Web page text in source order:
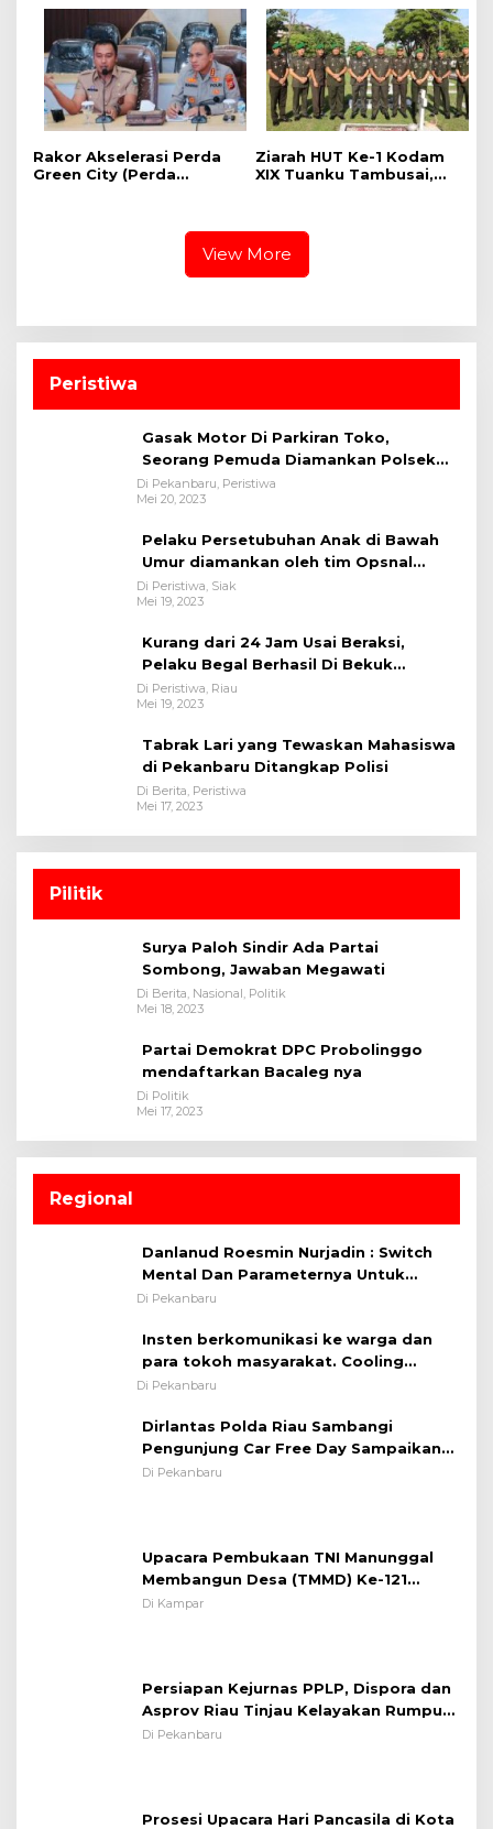
Kalangan Pelajar
Rakor Akselerasi Perda
Green City (Perda
Kota Pekanbaru dan Tim
Ziarah HUT Ke-1 Kodam
XIX Tuanku Tambusai,
View More
Peristiwa
Gasak Motor Di Parkiran Toko,
Seorang Pemuda Diamankan Polsek
Bukit Raya
Di Pekanbaru, Peristiwa
Mei 20, 2023
Pelaku Persetubuhan Anak di Bawah
Umur diamankan oleh tim Opsnal
Polsek Tualang-Polres Siak-Polda Riau
Di Peristiwa, Siak
Mei 19, 2023
Kurang dari 24 Jam Usai Beraksi,
Pelaku Begal Berhasil Di Bekuk
Satreskrim Polres Kuansing
Di Peristiwa, Riau
Mei 19, 2023
Tabrak Lari yang Tewaskan Mahasiswa
di Pekanbaru Ditangkap Polisi
Di Berita, Peristiwa
Mei 17, 2023
Pilitik
Surya Paloh Sindir Ada Partai
Sombong, Jawaban Megawati
Di Berita, Nasional, Politik
Mei 18, 2023
Partai Demokrat DPC Probolinggo
mendaftarkan Bacaleg nya
Di Politik
Mei 17, 2023
Regional
Danlanud Roesmin Nurjadin : Switch
Mental Dan Parameternya Untuk
Melaksanakan ✈
Di Pekanbaru
Insten berkomunikasi ke warga dan
para tokoh masyarakat. Cooling
System OMP LK ²024 Polsek Rumbai,
Pentingnya Memelihara dan Menjaga
Situasi Kondusif
Di Pekanbaru
Dirlantas Polda Riau Sambangi
Pengunjung Car Free Day Sampaikan
Pesan Edukasi Kamtibmas &
Di Pekanbaru
Upacara Pembukaan TNI Manunggal
Membangun Desa (TMMD) Ke-121
Kodim 0313/KPR Tahun 2024) ?
Di Kampar
Persiapan Kejurnas PPLP, Dispora dan
Asprov Riau Tinjau Kelayakan Rumput
Lapangan Sepakbola
Di Pekanbaru
Prosesi Upacara Hari Pancasila di Kota